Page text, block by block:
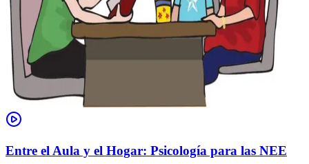
Entre el Aula y el Hogar: Psicología para las NEE